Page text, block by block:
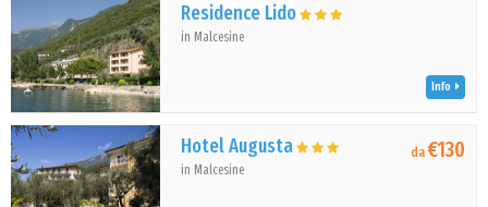
Residence Lido
in Malcesine
Info
Hotel Augusta
in Malcesine
da€130